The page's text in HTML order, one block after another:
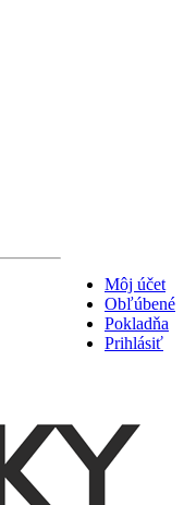
Môj účet
Obľúbené
Pokladňa
Prihlásiť